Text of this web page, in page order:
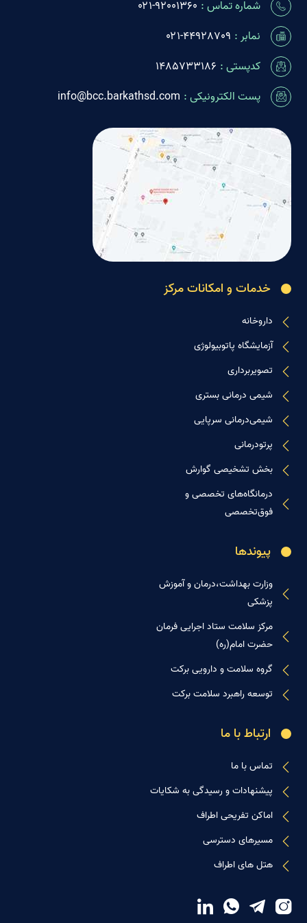
شماره تماس : ٩٢٠٠١٣۶٠-۰۲۱
نمابر : ۰۲۱-44928709
کدپستی : 1485733186
پست الکترونیکی : info@bcc.barkathsd.com
خدمات و امکانات مرکز
داروخانه
آزمایشگاه پاتوبیولوژی
تصویربرداری
شیمی درمانی بستری
شیمی‌درمانی سرپایی
پرتودرمانی
بخش تشخیصی گوارش
درمانگاه‌های تخصصی و
فوق‌تخصصی
پیوندها
وزارت بهداشت،درمان و آموزش
پزشکی
مرکز سلامت ستاد اجرایی فرمان
حضرت امام(ره)
گروه سلامت و دارویی برکت
توسعه راهبرد سلامت برکت
ارتباط با ما
تماس با ما
پیشنهادات و رسیدگی به شکایات
اماکن تفریحی اطراف
مسیرهای دسترسی
هتل های اطراف